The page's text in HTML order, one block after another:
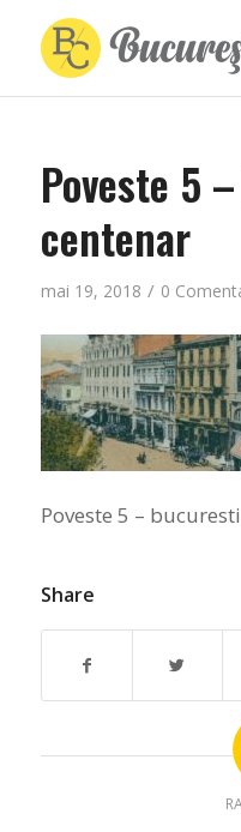
Poveste 5
centenar
mai 19, 2018 / 0
Poveste 5 –
Share